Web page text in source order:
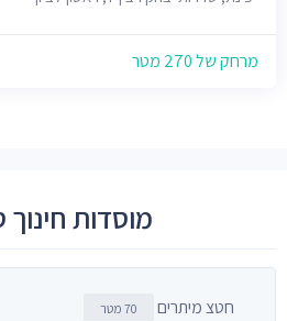
מרחק של 270 מטר
מוסדות חינוך
חטצ מיתרים 70 מטר